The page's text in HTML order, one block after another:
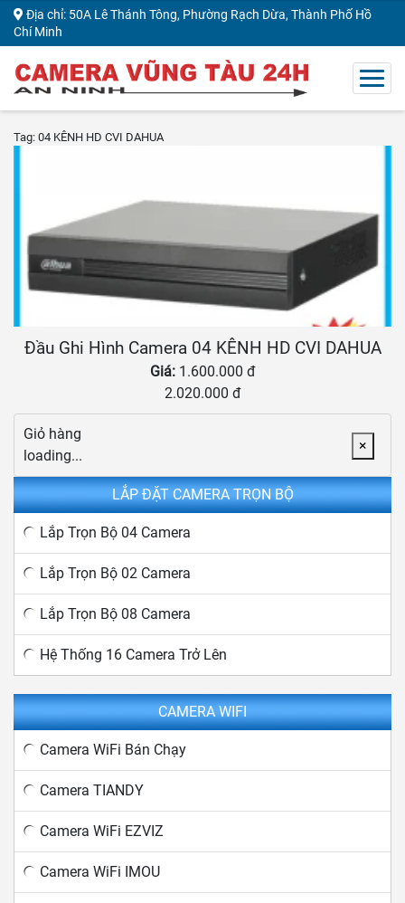
Địa chỉ: 50A Lê Thánh Tông, Phường Rạch Dừa, Thành Phố Hồ
Chí Minh
Tag: 04 KÊNH HD CVI DAHUA
Đầu Ghi Hình Camera 04 KÊNH HD CVI DAHUA
Giá: 1.600.000 đ
2.020.000 đ
×
Giỏ hàng
loading...
LẮP ĐẶT CAMERA TRỌN BỘ
Lắp Trọn Bộ 04 Camera
Lắp Trọn Bộ 02 Camera
Lắp Trọn Bộ 08 Camera
Hệ Thống 16 Camera Trở Lên
CAMERA WIFI
Camera WiFi Bán Chạy
Camera TIANDY
Camera WiFi EZVIZ
Camera WiFi IMOU